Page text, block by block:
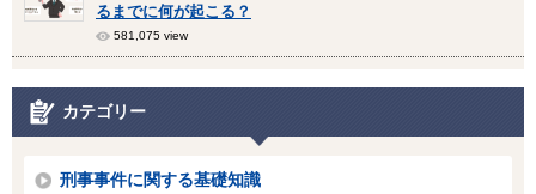
るまでに何が起こる？
581,075 view
カテゴリー
刑事事件に関する基礎知識